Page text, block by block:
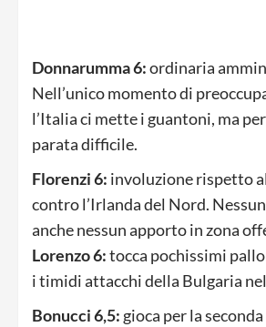
Donnarumma 6:ordinaria
Nell’unico momento di
l’Italia ci mette i guantoni, ma
parata difficile.
Florenzi 6: involuzione rispetto
contro l’Irlanda del Nord.
anche nessun apporto in zona
Lorenzo 6:tocca pochissimi
i timidi attacchi della Bulgaria
Bonucci 6,5: gioca per la